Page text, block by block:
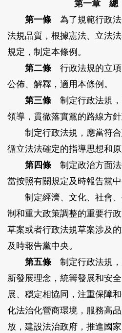
第一章
第一條為了規範行政法
法規品質，根據憲法、立法
規定，制定本條例。
第二條行政法規的立項
公佈、解釋，適用本條例。
第三條制定行政法規，
領導，貫徹落實黨的路線方針
制定行政法規，應當符合
循立法法確定的指導思想和原
第四條制定政治方面法
當按照有關規定及時報告黨中
制定經濟、文化、社會、
制和重大政策調整的重要行
草案或者行政法規草案涉及
及時報告黨中央。
第五條制定行政法規，
新發展理念，統籌發展和安
展、穩定相協同，注重保障
化法治化營商環境，服務高
放，建設法治政府，推進國